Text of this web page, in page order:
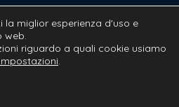
All rights reserved. | Created
la miglior esperienza d'uso e
web.
riguardo a quali cookie usiamo
impostazioni.